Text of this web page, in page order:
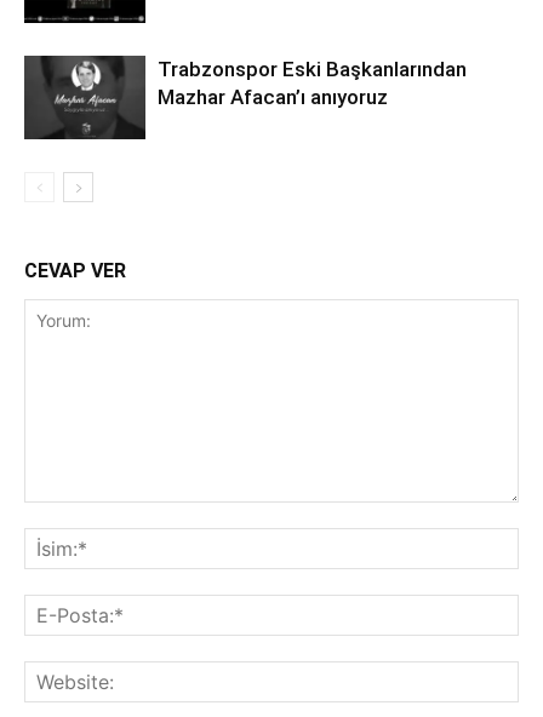
Trabzonspor Eski Başkanlarından
Mazhar Afacan’ı anıyoruz
CEVAP VER